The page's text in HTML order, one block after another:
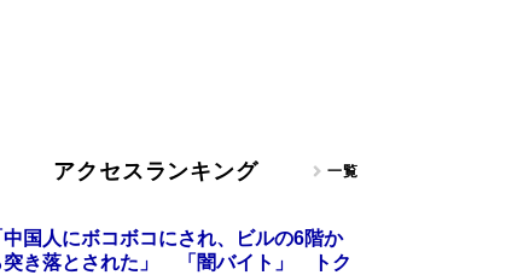
アクセスランキング 一覧
中国人にボコボコにされ、ビルの6階か
突き落とされた」 「闇バイト」 トク